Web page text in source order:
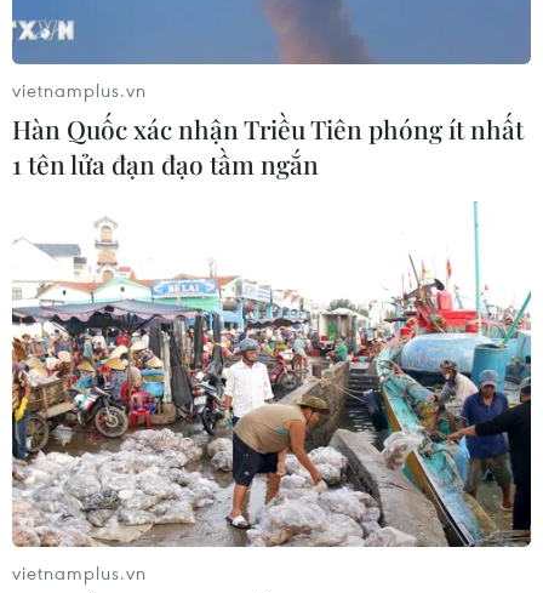
vietnamplus.vn
Hàn Quốc xác nhận Triều Tiên phóng ít nhất
1 tên lửa đạn đạo tầm ngắn
vietnamplus.vn